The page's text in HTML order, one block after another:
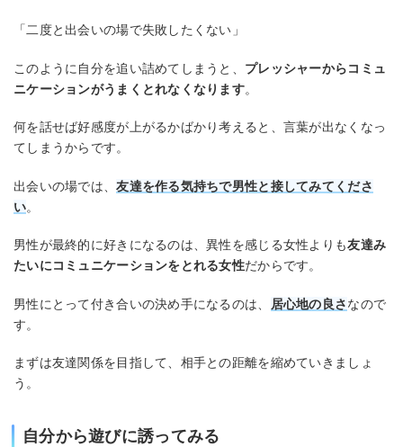
「二度と出会いの場で失敗したくない」
このように自分を追い詰めてしまうと、 プレッシャーからコミュ
ニケーションがうまくとれなくなります。
何を話せば好感度が上がるかばかり考えると、言葉が出なくなっ
てしまうからです。
出会いの場では、友達を作る気持ちで男性と接してみてくださ
い。
男性が最終的に好きになるのは、異性を感じる女性よりも友達み
たいにコミュニケーションをとれる女性だからです。
男性にとって付き合いの決め手になるのは、 居心地の良さなので
す。
まずは友達関係を目指して、相手との距離を縮めていきましょ
う。
自分から遊びに誘ってみる